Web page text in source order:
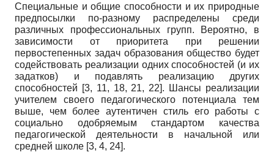
Специальные и общие способности и их природные
предпосылки по-разному распределены среди
различных профессиональных групп. Вероятно, в
зависимости от приоритета при решении
первостепенных задач образования общество будет
содействовать реализации одних способностей (и их
задатков) и подавлять реализацию других
способностей [3, 11, 18, 21, 22]. Шансы реализации
учителем своего педагогического потенциала тем
выше, чем более аутентичен стиль его работы с
социально одобряемым стандартом качества
педагогической деятельности в начальной или
средней школе [3, 4, 24].